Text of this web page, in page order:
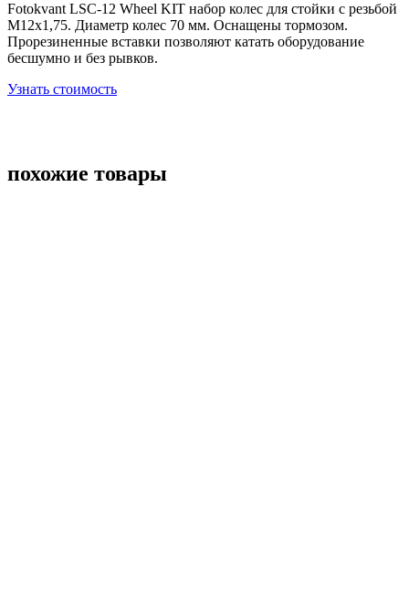
Fotokvant LSC-12 Wheel KIT набор колес для стойки с резьбой
М12х1,75. Диаметр колес 70 мм. Оснащены тормозом.
Прорезиненные вставки позволяют катать оборудование
бесшумно и без рывков.
Узнать стоимость
похожие товары